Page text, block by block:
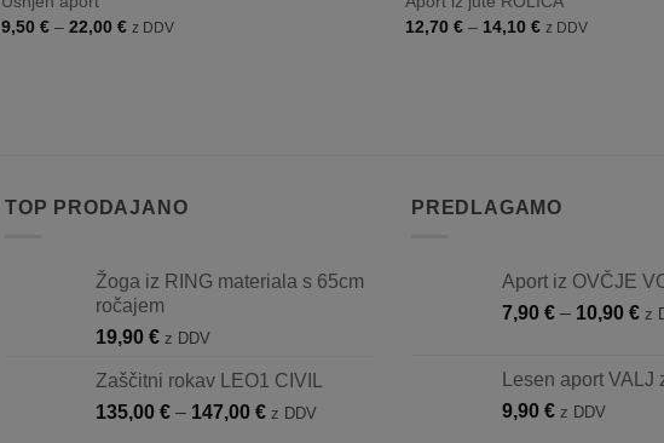
9,50€ – 22,00€Cenovni
z DDV
12,70 € – 14,10 €Cenovni
z DDV
TOP PRODAJANO
Žoga iz RING materiala s 65cm
ročajem
19,90 € z DDV
Zaščitni rokav LEO1 CIVIL
135,00 € – 147,00 €Cenovni
z DDV
PREDLAGAMO
Aport iz OVČJE
7,90 € – 10,90 € z
Lesen aport VALJ
9,90 € z DDV